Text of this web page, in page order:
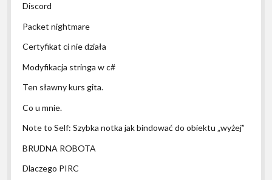
Discord
Packet nightmare
Certyfikat ci nie działa
Modyfikacja stringa w c#
Ten sławny kurs gita.
Co u mnie.
Note to Self: Szybka notka jak bindować do obiektu „wyżej”
BRUDNA ROBOTA
Dlaczego PIRC